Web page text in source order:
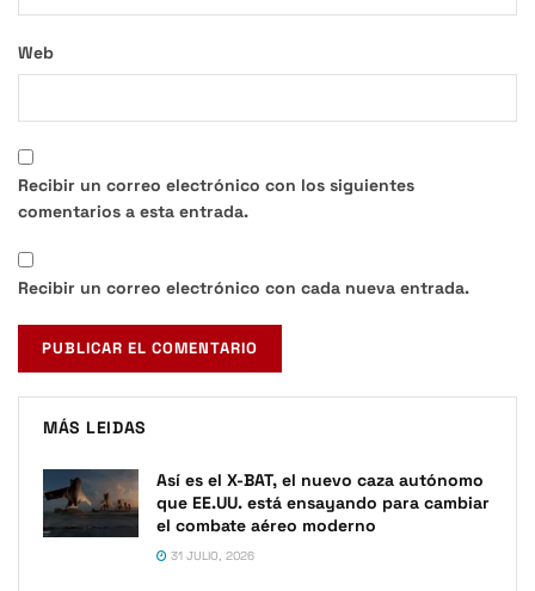
Web
Recibir un correo electrónico con los siguientes
comentarios a esta entrada.
Recibir un correo electrónico con cada nueva entrada.
MÁS LEIDAS
Así es el X-BAT, el nuevo caza autónomo
que EE.UU. está ensayando para cambiar
el combate aéreo moderno
31 JULIO, 2026